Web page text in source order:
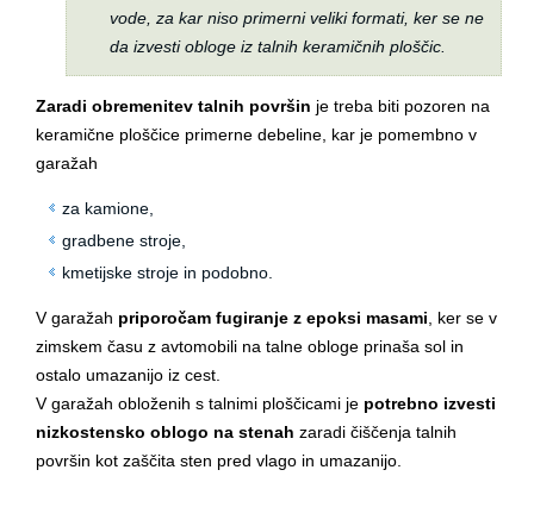
vode, za kar niso primerni veliki formati, ker se ne
da izvesti obloge iz talnih keramičnih ploščic.
Zaradi obremenitev talnih površin je treba biti pozoren na
keramične ploščice primerne debeline, kar je pomembno v
garažah
za kamione,
gradbene stroje,
kmetijske stroje in podobno.
V garažah priporočam fugiranje z epoksi masami , ker se v
zimskem času z avtomobili na talne obloge prinaša sol in
ostalo umazanijo iz cest.
V garažah obloženih s talnimi ploščicami je potrebno izvesti
nizkostensko oblogo na stenah zaradi čiščenja talnih
površin kot zaščita sten pred vlago in umazanijo.